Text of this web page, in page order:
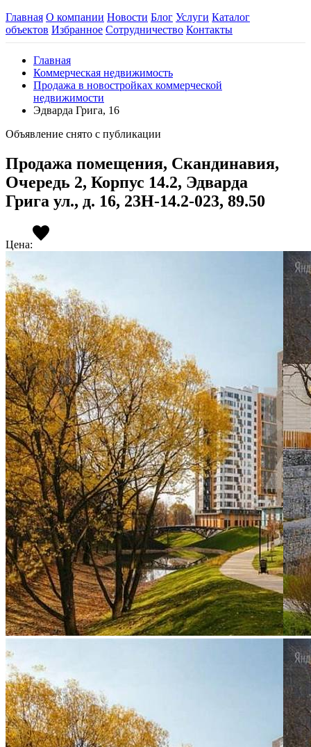
Главная О компании Новости Блог Услуги Каталог
объектов Избранное Сотрудничество Контакты
Главная
Коммерческая недвижимость
Продажа в новостройках коммерческой
недвижимости
Эдварда Грига, 16
Объявление снято с публикации
Продажа помещения, Скандинавия,
Очередь 2, Корпус 14.2, Эдварда
Грига ул., д. 16, 23Н-14.2-023, 89.50
Цена: